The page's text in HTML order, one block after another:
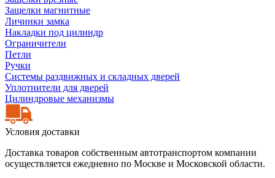
Защелки магнитные
Личинки замка
Накладки под цилиндр
Ограничители
Петли
Ручки
Системы раздвижных и складных дверей
Уплотнители для дверей
Цилиндровые механизмы
Условия доставки
Доставка товаров собственным автотранспортом компании
осуществляется ежедневно по Москве и Московской области.